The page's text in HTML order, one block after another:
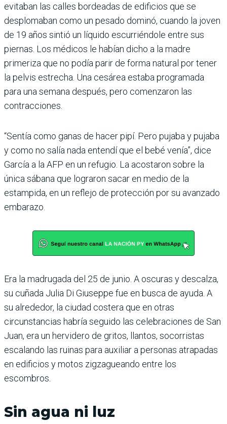
evitaban las calles bordeadas de edificios que se
desplomaban como un pesado dominó, cuando la joven
de 19 años sintió un líquido escurriéndole entre sus
piernas. Los médicos le habían dicho a la madre
primeriza que no podía parir de forma natural por tener
la pelvis estrecha. Una cesárea estaba programada
para una semana después, pero comenzaron las
contracciones.
“Sentía como ganas de hacer pipí. Pero pujaba y pujaba
y como no salía nada entendí que el bebé venía”, dice
García a la AFP en un refugio. La acostaron sobre la
única sábana que lograron sacar en medio de la
estampida, en un reflejo de protección por su avanzado
embarazo.
Era la madrugada del 25 de junio. A oscuras y descalza,
su cuñada Julia Di Giuseppe fue en busca de ayuda. A
su alrededor, la ciudad costera que en otras
circunstancias habría seguido las celebraciones de San
Juan, era un hervidero de gritos, llantos, socorristas
escalando las ruinas para auxiliar a personas atrapadas
en edificios y motos zigzagueando entre los
escombros.
Sin agua ni luz